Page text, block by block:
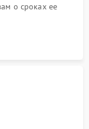
о сроках ее